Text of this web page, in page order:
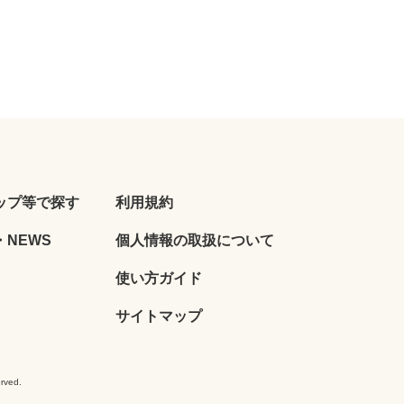
プ等で探す
NEWS
利用規約
個人情報の取扱について
使い方ガイド
サイトマップ